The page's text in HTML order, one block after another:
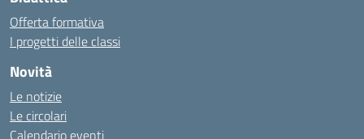
Offerta formativa
I progetti delle classi
Novità
Le notizie
Le circolari
Calendario eventi